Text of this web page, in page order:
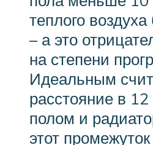
теплого
– а это
на степени
Идеальным
расстояние в
полом и
этот